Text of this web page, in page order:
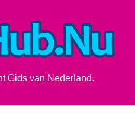
Gids van Nederland.